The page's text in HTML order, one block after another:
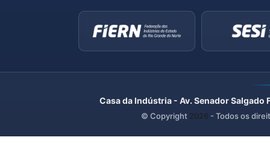
Casa da Indústria - Av. Senador
© Copyright 2026 - Todos os